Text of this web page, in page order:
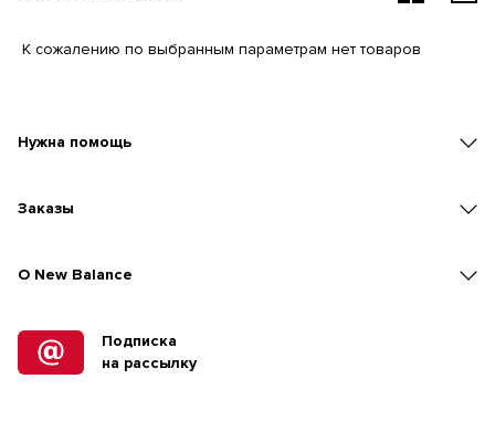
К сожалению по выбранным параметрам нет товаров
Нужна помощь
Заказы
O New Balance
Подписка
на рассылку